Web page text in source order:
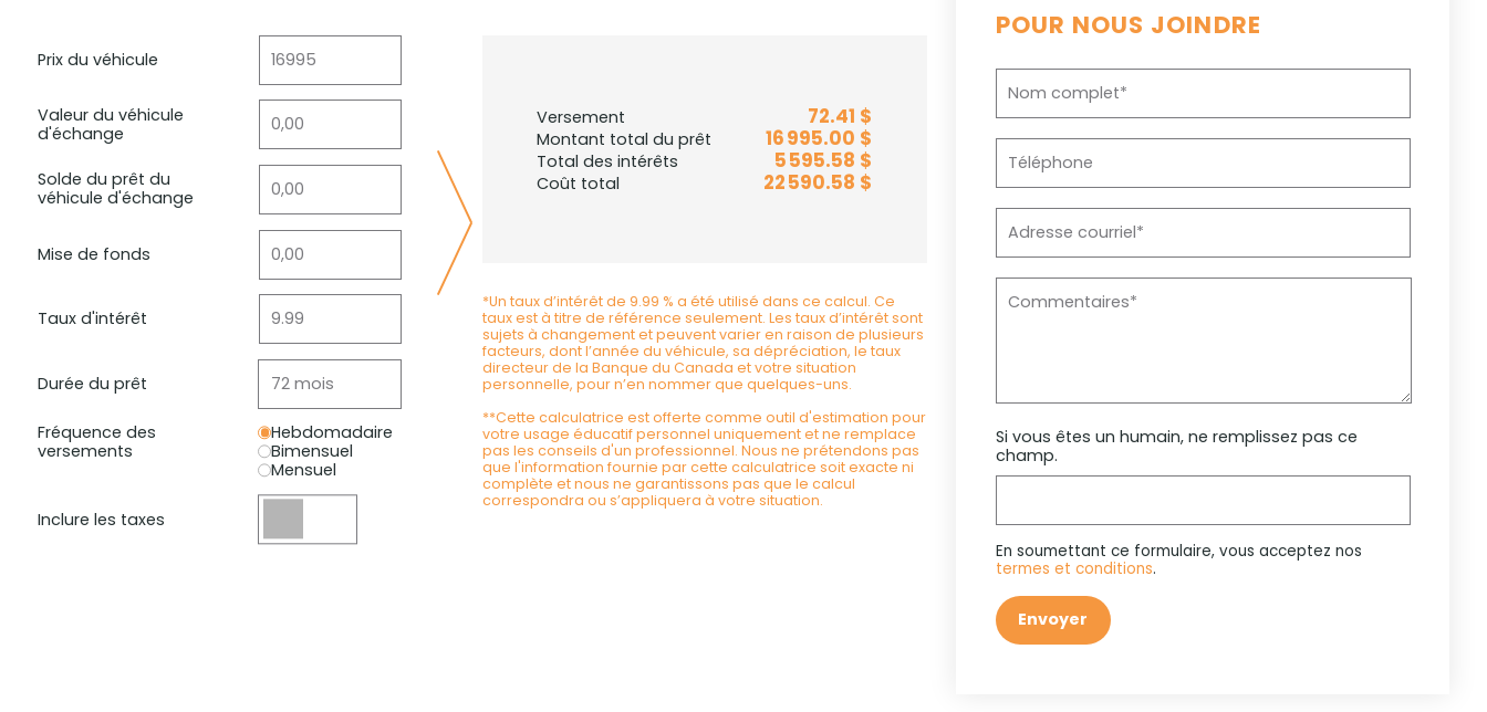
Prix du véhicule
Valeur du véhicule
d'échange
Solde du prêt du
véhicule d'échange
Mise de fonds
Taux d'intérêt
Durée du prêt
Fréquence des
versements
Hebdomadaire
Bimensuel
Mensuel
Inclure les taxes
Versement 72.41 $
Montant total du prêt 16 995.00 $
Total des intérêts 5 595.58 $
Coût total 22 590.58 $
*Un taux d’intérêt de 9.99 % a été utilisé dans ce calcul. Ce
taux est à titre de référence seulement. Les taux d’intérêt sont
sujets à changement et peuvent varier en raison de plusieurs
facteurs, dont l’année du véhicule, sa dépréciation, le taux
directeur de la Banque du Canada et votre situation
personnelle, pour n’en nommer que quelques-uns.
**Cette calculatrice est offerte comme outil d'estimation pour
votre usage éducatif personnel uniquement et ne remplace
pas les conseils d'un professionnel. Nous ne prétendons pas
que l'information fournie par cette calculatrice soit exacte ni
complète et nous ne garantissons pas que le calcul
correspondra ou s’appliquera à votre situation.
POUR NOUS JOINDRE
Si vous êtes un humain, ne remplissez pas ce
champ.
En soumettant ce formulaire, vous acceptez nos
termes et conditions.
Envoyer